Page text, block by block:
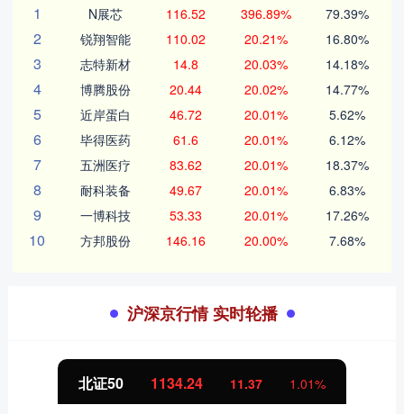
1
N展芯 116.52 396.89% 79.39%
2 锐翔智能 110.02 20.21% 16.80%
3 志特新材 14.8 20.03% 14.18%
4 博腾股份 20.44 20.02% 14.77%
5 近岸蛋白 46.72 20.01% 5.62%
6 毕得医药 61.6 20.01% 6.12%
7 五洲医疗 83.62 20.01% 18.37%
8 耐科装备 49.67 20.01% 6.83%
9 一博科技 53.33 20.01% 17.26%
10 方邦股份 146.16 20.00% 7.68%
沪深京行情 实时轮播
北证50 1134.24 11.37 1.01%